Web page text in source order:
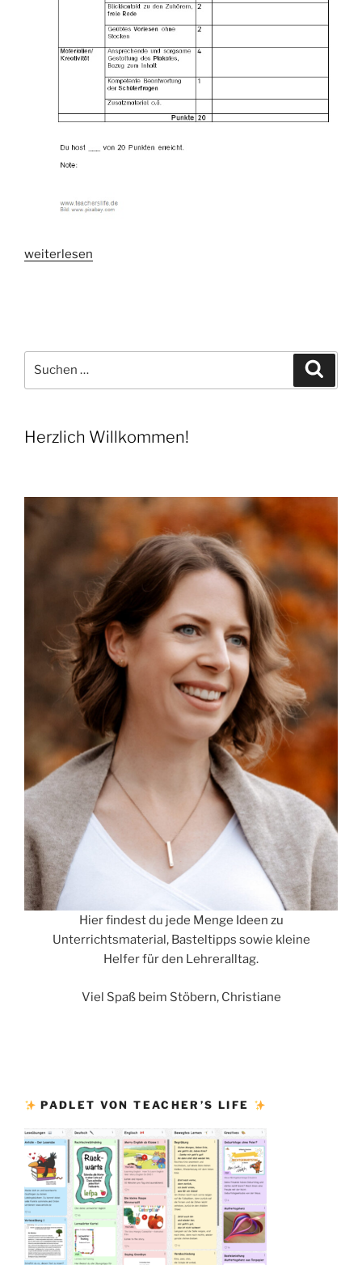
„Buchpräsentation“
weiterlesen
nach:
Herzlich Willkommen!
Hier findest du jede Menge Ideen zu
Unterrichtsmaterial, Basteltipps sowie kleine
Helfer für den Lehreralltag.
Viel Spaß beim Stöbern, Christiane
PADLET VON TEACHER’S LIFE